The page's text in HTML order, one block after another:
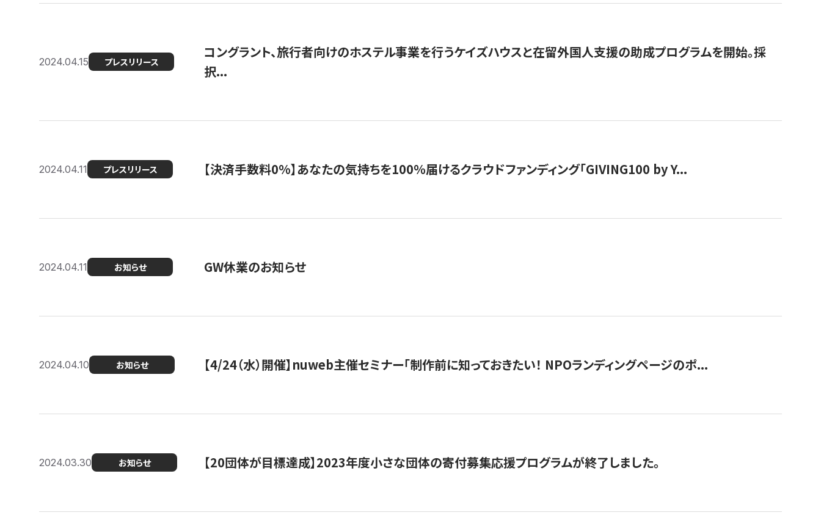
2024.04.15 プレスリリース
コングラント、旅行者向けのホステル事業を行うケイズハウスと在留外国人支援の助成プログラムを開始。採
択...
2024.04.11 プレスリリース 【決済手数料0%】あなたの気持ちを100％届けるクラウドファンディング「GIVING100 by Y...
2024.04.11 お知らせ GW休業のお知らせ
2024.04.10 お知らせ 【4/24（水）開催】nuweb主催セミナー「制作前に知っておきたい！ NPOランディングページのポ...
2024.03.30 お知らせ 【20団体が目標達成】2023年度小さな団体の寄付募集応援プログラムが終了しました。